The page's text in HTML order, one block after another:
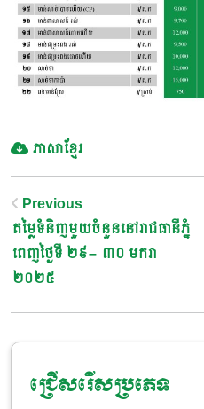
ភាសាខ្មែរ
Post
Navigation
Previous
តម្លៃទំនិញមួយចំនួននៅរាជធានីភ្នំ
ពេញថ្ងៃទី ២៩ – ៣០ មករា
២០២៥
ជ្រើសរើសប្រភេទ